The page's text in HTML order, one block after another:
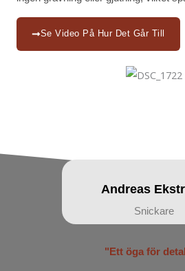
Se Video På Hur Det Går Till
Andreas
Snickare
"Ett öga för